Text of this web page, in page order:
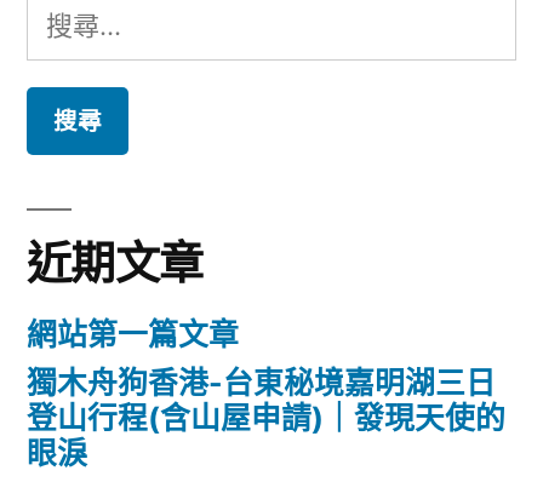
導
搜
尋
鍵
字:
近期文章
網站第一篇文章
獨木舟狗香港-台東秘境嘉明湖三日
登山行程(含山屋申請)｜發現天使的
眼淚